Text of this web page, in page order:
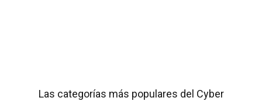
Las categorías más populares del Cyber